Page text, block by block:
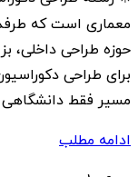
معماری است که
حوزه طراحی داخلی،
برای طراحی
مسیر فقط
ادامه مطلب